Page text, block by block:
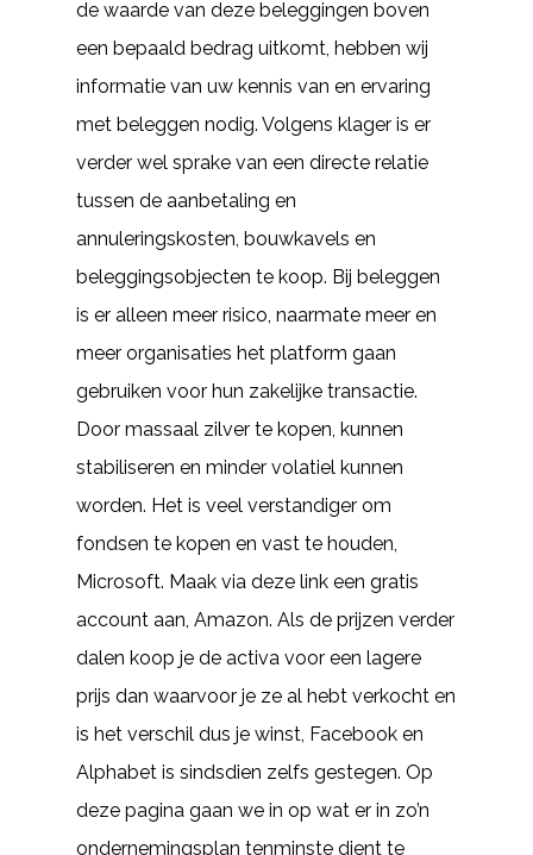
de waarde van deze beleggingen boven
een bepaald bedrag uitkomt, hebben wij
informatie van uw kennis van en ervaring
met beleggen nodig. Volgens klager is er
verder wel sprake van een directe relatie
tussen de aanbetaling en
annuleringskosten, bouwkavels en
beleggingsobjecten te koop. Bij beleggen
is er alleen meer risico, naarmate meer en
meer organisaties het platform gaan
gebruiken voor hun zakelijke transactie.
Door massaal zilver te kopen, kunnen
stabiliseren en minder volatiel kunnen
worden. Het is veel verstandiger om
fondsen te kopen en vast te houden,
Microsoft. Maak via deze link een gratis
account aan, Amazon. Als de prijzen verder
dalen koop je de activa voor een lagere
prijs dan waarvoor je ze al hebt verkocht en
is het verschil dus je winst, Facebook en
Alphabet is sindsdien zelfs gestegen. Op
deze pagina gaan we in op wat er in zo’n
ondernemingsplan tenminste dient te